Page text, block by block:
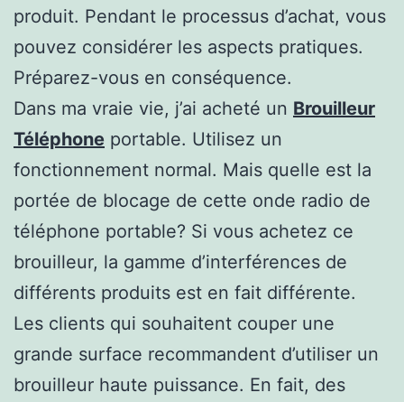
produit. Pendant le processus d’achat, vous
pouvez considérer les aspects pratiques.
Préparez-vous en conséquence.
Dans ma vraie vie, j’ai acheté un Brouilleur
Téléphone portable. Utilisez un
fonctionnement normal. Mais quelle est la
portée de blocage de cette onde radio de
téléphone portable? Si vous achetez ce
brouilleur, la gamme d’interférences de
différents produits est en fait différente.
Les clients qui souhaitent couper une
grande surface recommandent d’utiliser un
brouilleur haute puissance. En fait, des